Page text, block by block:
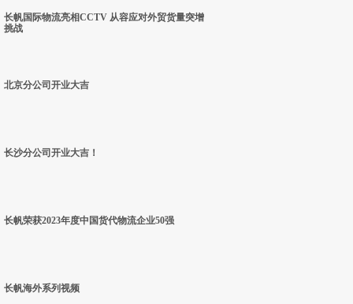
长帆国际物流亮相CCTV 从容应对外贸货量突增
挑战
北京分公司开业大吉
长沙分公司开业大吉！
长帆荣获2023年度中国货代物流企业50强
长帆海外系列视频